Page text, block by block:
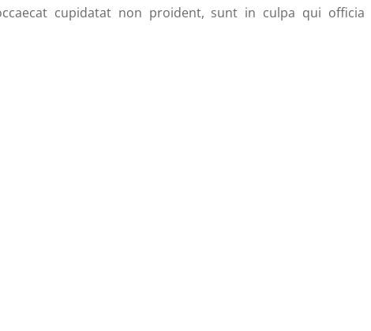
cupidatat non proident, sunt in culpa qui officia